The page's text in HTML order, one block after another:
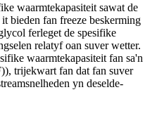
waarmtekapasiteit sawat de
bieden fan freeze beskerming
ferleget de spesifike
relatyf oan suver wetter.
waarmtekapasiteit fan sa'n
trijekwart fan dat fan suver
yn deselde-